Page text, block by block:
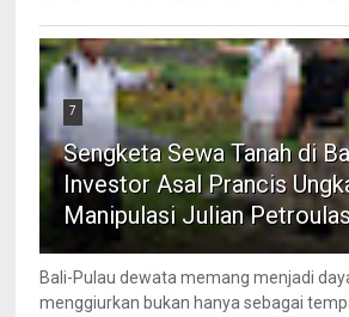
7
Sengketa Sewa Tanah di
Investor Asal Prancis
Manipulasi Julian
Bali-Pulau dewata memang menjadi
menggiurkan bukan hanya sebagai